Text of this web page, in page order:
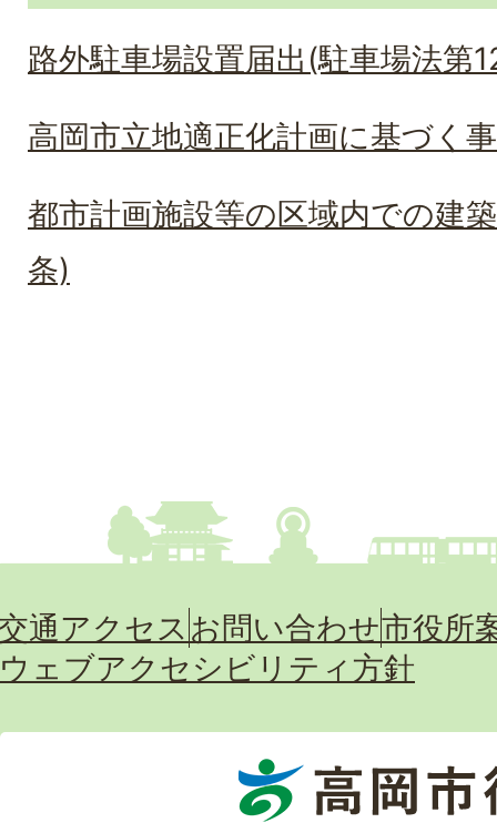
路外駐車場設置届出(駐車場法第
高岡市立地適正化計画に基づく
都市計画施設等の区域内での建
条)
通アクセス お問い合わせ市役所
ウェブアクセシビリティ方針